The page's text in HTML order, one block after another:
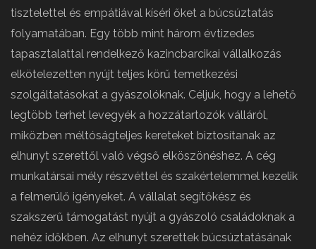
tisztelettel és empátiával kíséri őket a búcsúztatás
folyamatában. Egy több mint három évtizedes
tapasztalattal rendelkező kazincbarcikai vállalkozás
elkötelezetten nyújt teljes körű temetkezési
szolgáltatásokat a gyászolóknak. Céljuk, hogy a lehető
legtöbb terhet levegyék a hozzátartozók válláról,
miközben méltóságteljes kereteket biztosítanak az
elhunyt szerettől való végső elköszönéshez. A cég
munkatársai mély részvéttel és szakértelemmel kezelik
a felmerülő igényeket. A vállalat segítőkész és
szakszerű támogatást nyújt a gyászoló családoknak a
nehéz időkben. Az elhunyt szerettek búcsúztatásának